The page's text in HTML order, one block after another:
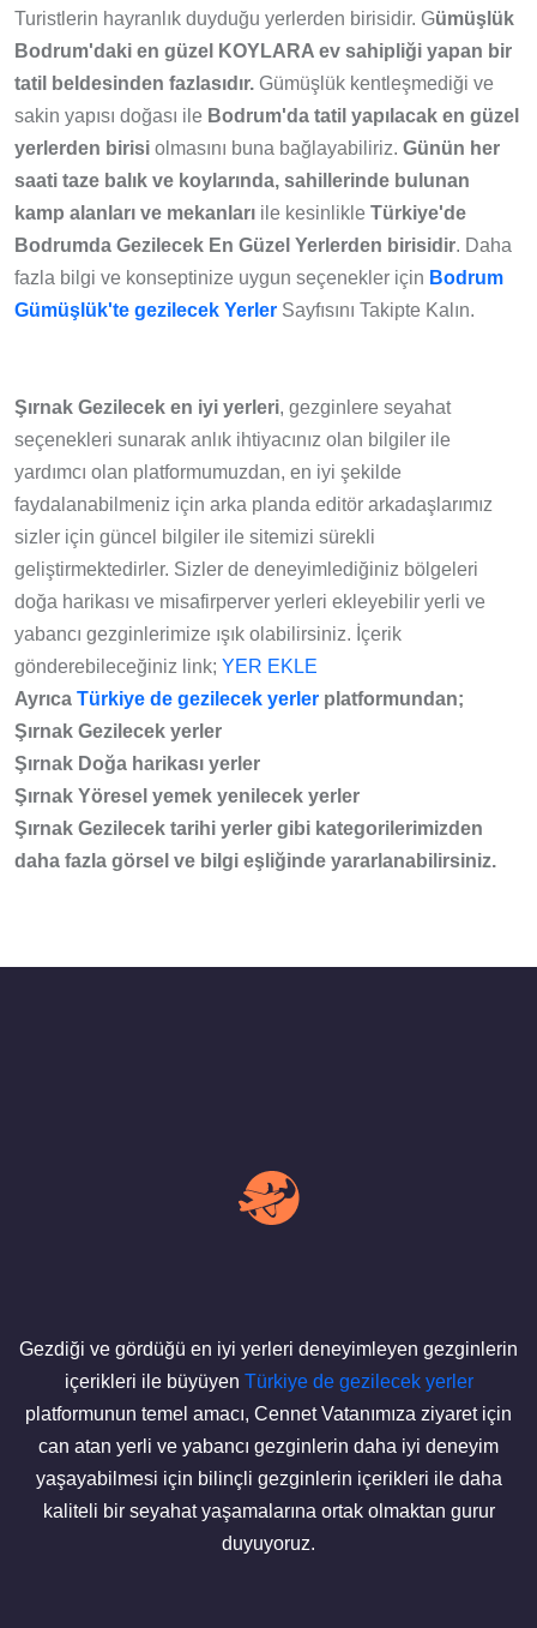
Turistlerin hayranlık duyduğu yerlerden birisidir. Gümüşlük
Bodrum'daki en güzel KOYLARA ev sahipliği yapan bir
tatil beldesinden fazlasıdır. Gümüşlük kentleşmediği ve
sakin yapısı doğası ile Bodrum'da tatil yapılacak en güzel
yerlerden birisi olmasını buna bağlayabiliriz. Günün her
saati taze balık ve koylarında, sahillerinde bulunan
kamp alanları ve mekanları ile kesinlikle Türkiye'de
Bodrumda Gezilecek En Güzel Yerlerden birisidir. Daha
fazla bilgi ve konseptinize uygun seçenekler için Bodrum
Gümüşlük'te gezilecek Yerler Sayfısını Takipte Kalın.
Şırnak Gezilecek en iyi yerleri, gezginlere seyahat
seçenekleri sunarak anlık ihtiyacınız olan bilgiler ile
yardımcı olan platformumuzdan, en iyi şekilde
faydalanabilmeniz için arka planda editör arkadaşlarımız
sizler için güncel bilgiler ile sitemizi sürekli
geliştirmektedirler. Sizler de deneyimlediğiniz bölgeleri
doğa harikası ve misafirperver yerleri ekleyebilir yerli ve
yabancı gezginlerimize ışık olabilirsiniz. İçerik
gönderebileceğiniz link; YER EKLE
Ayrıca Türkiye de gezilecek yerler platformundan;
Şırnak Gezilecek yerler
Şırnak Doğa harikası yerler
Şırnak Yöresel yemek yenilecek yerler
Şırnak Gezilecek tarihi yerler gibi kategorilerimizden
daha fazla görsel ve bilgi eşliğinde yararlanabilirsiniz.
Gezdiği ve gördüğü en iyi yerleri deneyimleyen gezginlerin
içerikleri ile büyüyen Türkiye de gezilecek yerler
platformunun temel amacı, Cennet Vatanımıza ziyaret için
can atan yerli ve yabancı gezginlerin daha iyi deneyim
yaşayabilmesi için bilinçli gezginlerin içerikleri ile daha
kaliteli bir seyahat yaşamalarına ortak olmaktan gurur
duyuyoruz.